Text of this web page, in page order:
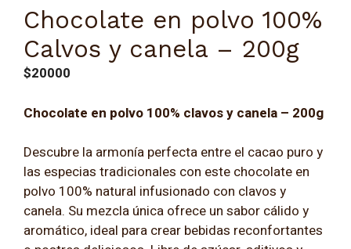
Chocolate en polvo 100%
Calvos y canela – 200g
$20000
Chocolate en polvo 100% clavos y canela – 200g
Descubre la armonía perfecta entre el cacao puro y
las especias tradicionales con este chocolate en
polvo 100% natural infusionado con clavos y
canela. Su mezcla única ofrece un sabor cálido y
aromático, ideal para crear bebidas reconfortantes